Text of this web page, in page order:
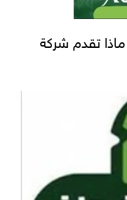
تقدم شركة